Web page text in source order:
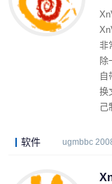
非
除
自
换
己
软件 ugmbbc